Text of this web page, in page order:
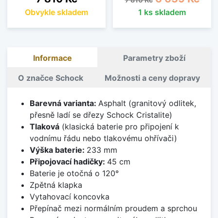
Obvykle skladem 1 ks skladem
Informace Parametry zboží
O značce Schock Možnosti a ceny dopravy
Barevná varianta: Asphalt (granitový odlitek,
přesně ladí se dřezy Schock Cristalite)
Tlaková(klasická baterie pro připojení k
vodnímu řádu nebo tlakovému ohřívači)
Výška baterie: 233 mm
Připojovací hadičky: 45 cm
Baterie je otočná o 120°
Zpětná klapka
Vytahovací koncovka
Přepínač mezi normálním proudem a sprchou